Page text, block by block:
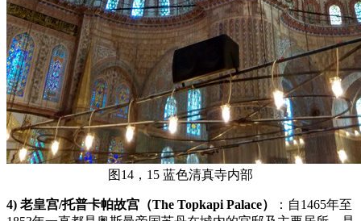
图14，15 蓝色清真寺内部
4) 老皇宫/托普卡帕故宫（The Topkapi Palace）
：自1465年至